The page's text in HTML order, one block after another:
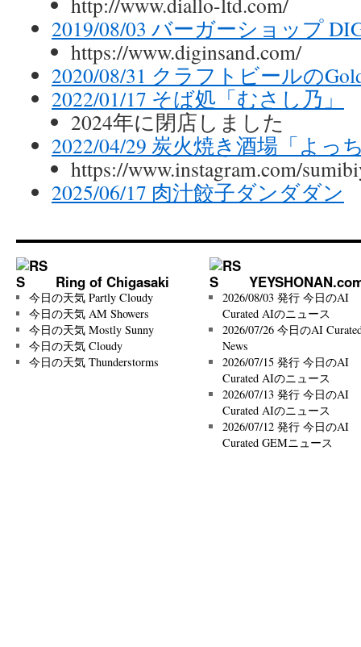
2019/08/03 バーガーショップ
https://www.diginsand.com/
2020/08/31 クラフトビールの
2022/01/17 そば処「むさし乃」
2024年に閉店しました
2022/04/29 炭火焼き酒場「よっ
https://www.instagram.com/
2025/06/17 肉汁餃子ダンダダン
Ring of Chigasaki
今日の天気 Partly Cloudy
今日の天気 AM Showers
今日の天気 Mostly Sunny
今日の天気 Cloudy
今日の天気 Thunderstorms
2026/08/03 発行 今日のAI
Curated AIのニュース
2026/07/26 今日のAI
News
2026/07/15 発行 今日のAI
Curated AIのニュース
2026/07/13 発行 今日のAI
Curated AIのニュース
2026/07/12 発行 今日のAI
Curated GEMニュース